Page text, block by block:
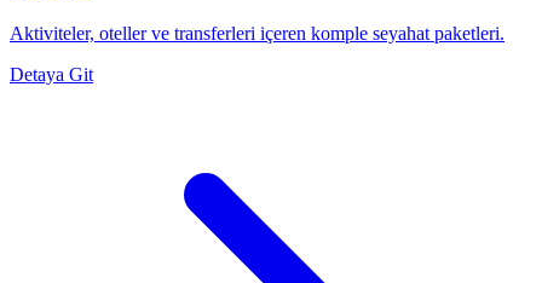
Aktiviteler, oteller ve transferleri içeren komple seyahat paketleri.
Detaya Git